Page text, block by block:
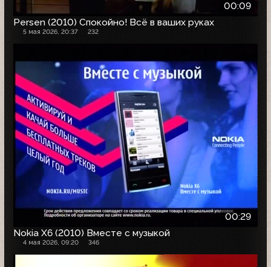
00:09
Persen (2010) Спокойно! Всё в ваших руках
5 мая 2026, 20:37 232
00:29
Nokia X6 (2010) Вместе с музыкой
4 мая 2026, 09:20 346